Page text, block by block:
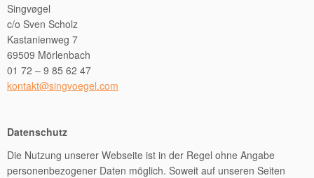
Singvøgel
c/o Sven Scholz
Kastanienweg 7
69509 Mörlenbach
01 72 – 9 85 62 47
kontakt@singvoegel.com
Datenschutz
Die Nutzung unserer Webseite ist in der Regel ohne Angabe
personenbezogener Daten möglich. Soweit auf unseren Seiten